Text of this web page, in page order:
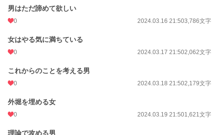
週間ポイント 0 pt (228,740 位)
年間ポイント 28 pt (170,374 位)
男はただ諦めて欲しい
0 2024.03.16 21:503,786文字
女はやる気に満ちている
0 2024.03.17 21:502,062文字
これからのことを考える男
0 2024.03.18 21:502,179文字
外堀を埋める女
0 2024.03.19 21:501,621文字
理論で攻める男